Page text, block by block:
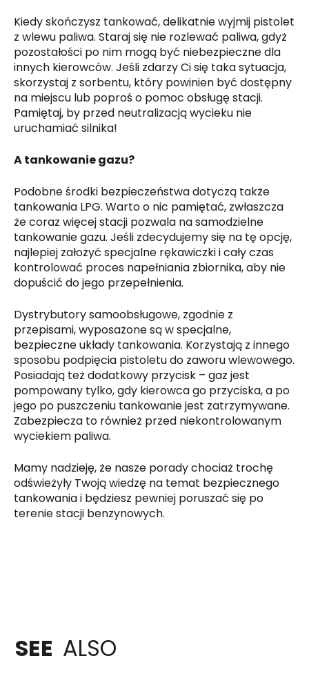
Kiedy skończysz tankować, delikatnie wyjmij pistolet
z wlewu paliwa. Staraj się nie rozlewać paliwa, gdyż
pozostałości po nim mogą być niebezpieczne dla
innych kierowców. Jeśli zdarzy Ci się taka sytuacja,
skorzystaj z sorbentu, który powinien być dostępny
na miejscu lub poproś o pomoc obsługę stacji.
Pamiętaj, by przed neutralizacją wycieku nie
uruchamiać silnika!
A tankowanie gazu?
Podobne środki bezpieczeństwa dotyczą także
tankowania LPG. Warto o nic pamiętać, zwłaszcza
że coraz więcej stacji pozwala na samodzielne
tankowanie gazu. Jeśli zdecydujemy się na tę opcję,
najlepiej założyć specjalne rękawiczki i cały czas
kontrolować proces napełniania zbiornika, aby nie
dopuścić do jego przepełnienia.
Dystrybutory samoobsługowe, zgodnie z
przepisami, wyposażone są w specjalne,
bezpieczne układy tankowania. Korzystają z innego
sposobu podpięcia pistoletu do zaworu wlewowego.
Posiadają też dodatkowy przycisk – gaz jest
pompowany tylko, gdy kierowca go przyciska, a po
jego po puszczeniu tankowanie jest zatrzymywane.
Zabezpiecza to również przed niekontrolowanym
wyciekiem paliwa.
Mamy nadzieję, że nasze porady chociaż trochę
odświeżyły Twoją wiedzę na temat bezpiecznego
tankowania i będziesz pewniej poruszać się po
terenie stacji benzynowych.
SEE ALSO